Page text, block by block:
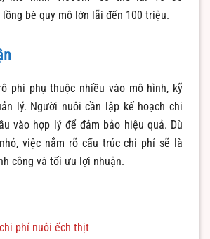
bè quy mô lớn lãi đến 100 triệu.
phi phụ thuộc nhiều vào mô hình, kỹ
lý. Người nuôi cần lập kế hoạch chi
vào hợp lý để đảm bảo hiệu quả. Dù
việc nắm rõ cấu trúc chi phí sẽ là
công và tối ưu lợi nhuận.
phí nuôi ếch thịt